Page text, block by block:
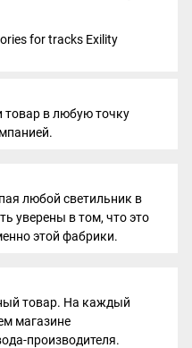
for tracks Exility
в любую точку
любой светильник в
уверены в том, что это
этой фабрики.
товар. На каждый
магазине
производителя.